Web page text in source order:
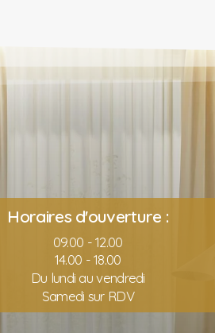
Horaires d'ouverture :
09.00 - 12.00
14.00 - 18.00
Du lundi au vendredi
Samedi sur RDV